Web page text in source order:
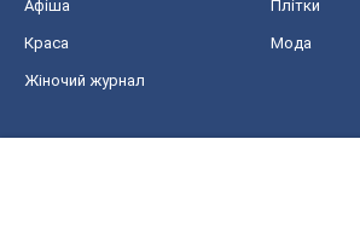
Афіша Плітки
Краса Мода
Жіночий журнал